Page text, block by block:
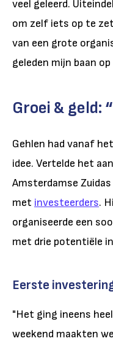
veel geleerd.
om zelf iets op te
van een grote
geleden mijn baan
Groei & geld:
Gehlen had vanaf
idee. Vertelde het
Amsterdamse
met investeerders.
organiseerde een
met drie potentiële
Eerste
"Het ging ineens
weekend maakten